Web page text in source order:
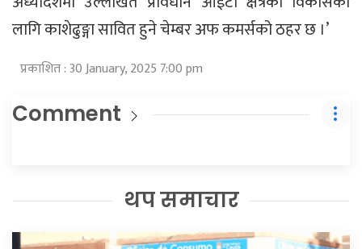
लागि काशेढुङ्गा सावित हुने चेम्बर अफ कमर्सको ठहर छ ।’
प्रकाशित : 30 January, 2025 7:00 pm
Comment
थप समाचार